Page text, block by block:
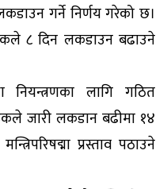
गर्ने निर्णय गरेको छ।
८ दिन लकडाउन बढाउने
लागि गठित
जारी लकडान बढीमा १४
प्रस्ताव पठाउने